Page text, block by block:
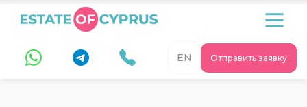
Отправить заявку
EN